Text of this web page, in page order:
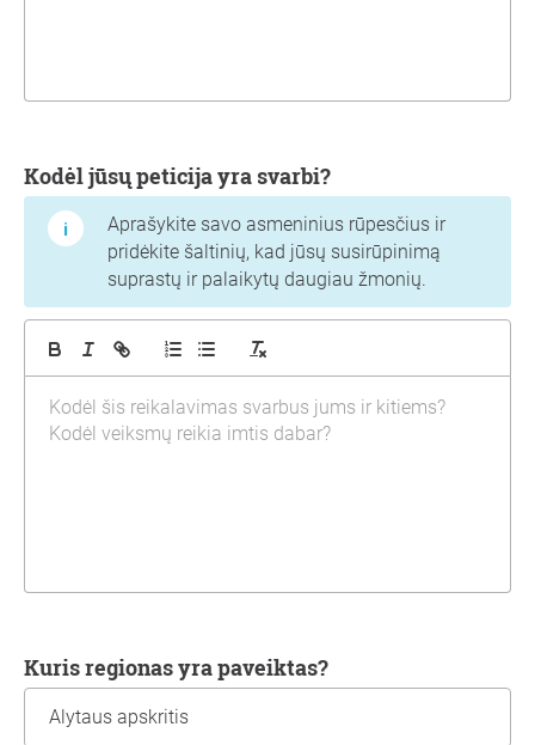
Kodėl jūsų peticija yra svarbi?
Aprašykite savo asmeninius rūpesčius ir
pridėkite šaltinių, kad jūsų susirūpinimą
suprastų ir palaikytų daugiau žmonių.
Kuris regionas yra paveiktas?